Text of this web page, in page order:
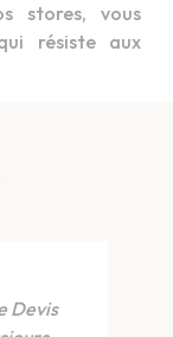
stores, vous
résiste aux
Devis